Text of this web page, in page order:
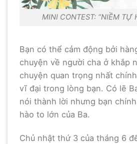
MINI CONTEST: “NIỀM TỰ
Bạn có thể cảm động bởi
chuyện về người cha ở khắp
chuyện quan trọng nhất
vĩ đại trong lòng bạn. Có lẽ
nói thành lời nhưng bạn
hào to lớn của Ba.
Chủ nhật thứ 3 của tháng 6